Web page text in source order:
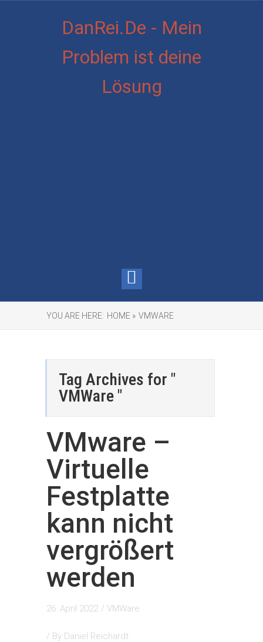
DanRei.De - Mein
Problem ist deine
Lösung
YOU ARE HERE: HOME » VMWARE
Tag Archives for "
VMWare "
VMware –
Virtuelle
Festplatte
kann nicht
vergrößert
werden
26. April 2022 / VMWare
/ By Daniel Reichardt